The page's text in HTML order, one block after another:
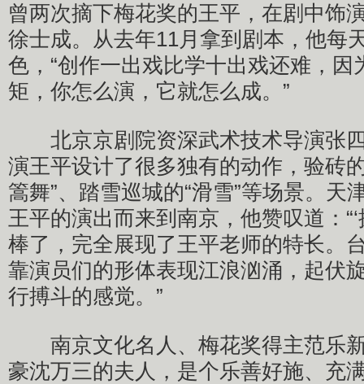
曾两次摘下梅花奖的王平，在剧中饰
徐士成。从去年11月拿到剧本，他每
色，“创作一出戏比学十出戏还难，因
矩，你怎么演，它就怎么成。”
北京京剧院资深武术技术导演张
演王平设计了很多独有的动作，验砖
篙舞”、踏雪巡城的“滑雪”等场景。天
王平的演出而来到南京，他赞叹道：
棒了，完全展现了王平老师的特长。
靠演员们的形体表现江浪汹涌，起伏
行搏斗的感觉。”
南京文化名人、梅花奖得主范乐
豪沈万三的夫人，是个乐善好施、充